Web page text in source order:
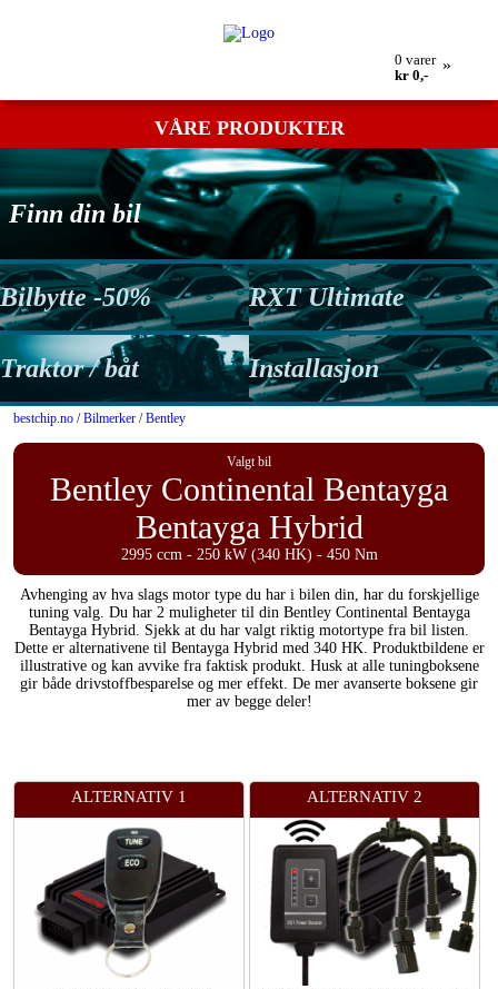
0 varer
kr 0,-
»
VÅRE PRODUKTER
Finn din bil
Bilbytte -50% RXT Ultimate
Traktor / båt Installasjon
bestchip.no /Bilmerker /Bentley
Valgt bil
Bentley Continental Bentayga
Bentayga Hybrid
2995 ccm - 250 kW (340 HK) - 450 Nm
Avhenging av hva slags motor type du har i bilen din, har du forskjellige
tuning valg. Du har 2 muligheter til din Bentley Continental Bentayga
Bentayga Hybrid. Sjekk at du har valgt riktig motortype fra bil listen.
Dette er alternativene til Bentayga Hybrid med 340 HK. Produktbildene er
illustrative og kan avvike fra faktisk produkt. Husk at alle tuningboksene
gir både drivstoffbesparelse og mer effekt. De mer avanserte boksene gir
mer av begge deler!
ALTERNATIV 1 ALTERNATIV 2